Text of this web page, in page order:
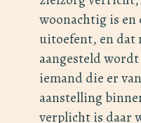
woonachtig is en
uitoefent, en dat
aangesteld
iemand die er
aanstelling
verplicht is daar